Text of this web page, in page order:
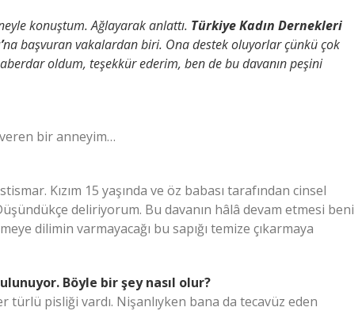
konuştum. Ağlayarak anlattı. Türkiye Kadın Dernekleri
na başvuran vakalardan biri. Ona destek oluyorlar çünkü çok
oldum, teşekkür ederim, ben de bu davanın peşini
veren bir anneyim…
Kızım 15 yaşında ve öz babası tarafından cinsel
deliriyorum. Bu davanın hâlâ devam etmesi beni
dilimin varmayacağı bu sapığı temize çıkarmaya
Böyle bir şey nasıl olur?
pisliği vardı. Nişanlıyken bana da tecavüz eden